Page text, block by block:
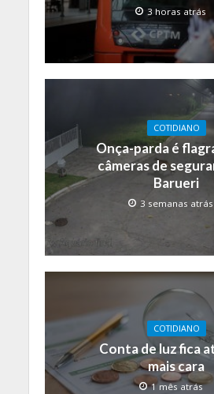
3 horas atrás
COTIDIANO
Onça-parda é
câmeras de
Barueri
3 semanas atrás
COTIDIANO
Conta de luz fica
mais cara
1 mês atrás